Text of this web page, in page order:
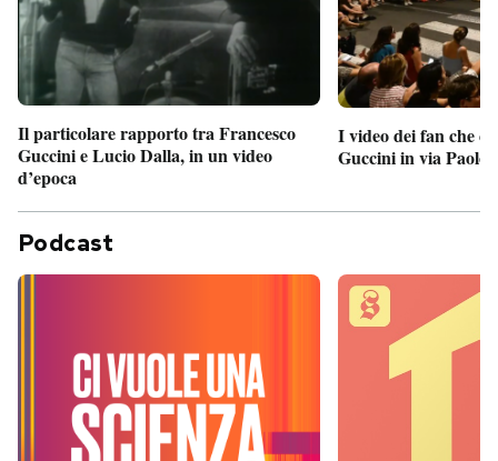
Il particolare rapporto tra Francesco
Guccini e Lucio Dalla, in un video
d’epoca
I video dei fan che
Guccini in via Paolo
Podcast